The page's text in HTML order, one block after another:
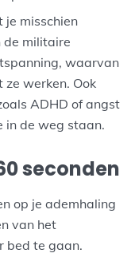
je misschien
de militaire
waarvan
werken. Ook
ADHD of angst
in de weg staan.
seconden
op je ademhaling
van het
bed te gaan.